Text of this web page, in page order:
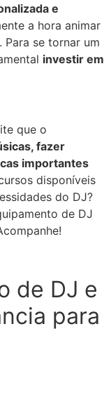
e
a hora animar
se tornar um
investir em
que o
fazer
importantes
disponíveis
do DJ?
de DJ
de DJ e
para